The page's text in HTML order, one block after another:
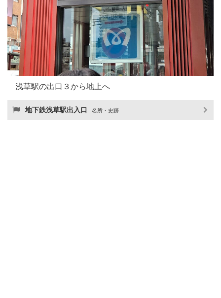
浅草駅の出口３から地上へ
地下鉄浅草駅出入口 名所・史跡